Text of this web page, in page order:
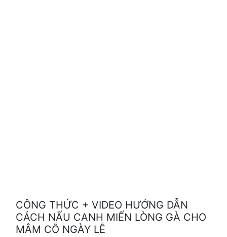
CÔNG THỨC + VIDEO HƯỚNG DẪN
CÁCH NẤU CANH MIẾN LÒNG GÀ CHO
MÂM CỖ NGÀY LỄ